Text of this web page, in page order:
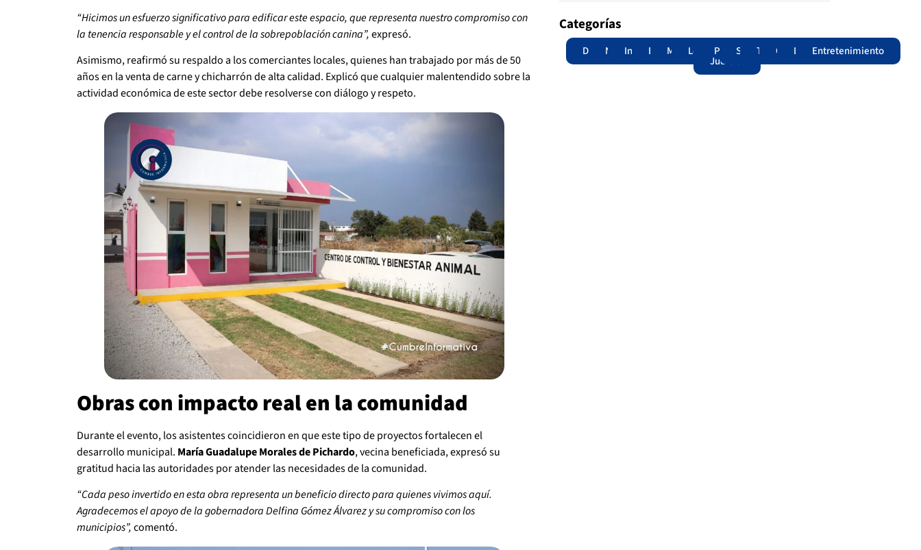
“Hicimos un esfuerzo significativo para edificar este espacio, que representa nuestro compromiso con
la tenencia responsable y el control de la sobrepoblación canina”,expresó.
Asimismo, reafirmó su respaldo a los comerciantes locales, quienes han trabajado por más de 50
años en la venta de carne y chicharrón de alta calidad. Explicó que cualquier malentendido sobre la
actividad económica de este sector debe resolverse con diálogo y respeto.
Obras con impacto real en la comunidad
Durante el evento, los asistentes coincidieron en que este tipo de proyectos fortalecen el
desarrollo municipal. María Guadalupe Morales de Pichardo, vecina beneficiada, expresó su
gratitud hacia las autoridades por atender las necesidades de la comunidad.
“Cada peso invertido en esta obra representa un beneficio directo para quienes vivimos aquí.
Agradecemos el apoyo de la gobernadora Delfina Gómez Álvarez y su compromiso con los
municipios”,comentó.
Categorías
Destacadas
NacionalInternacional
EdomexMunicipiosLegislatura
Poder
Judicial
SeguridadTrámites
OpiniónLomitosEntretenimiento